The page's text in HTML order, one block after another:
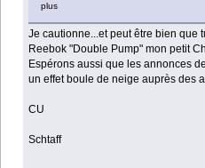
plus
Je cautionne...et peut être bien que
Reebok "Double Pump" mon petit
Espérons aussi que les annonces
un effet boule de neige auprès des
CU
Schtaff